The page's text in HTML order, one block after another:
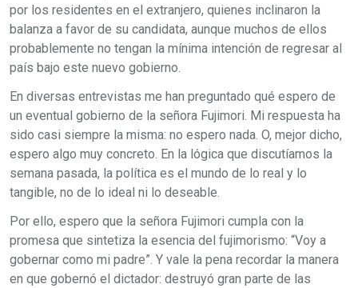
por los residentes en el extranjero, quienes inclinaron la
balanza a favor de su candidata, aunque muchos de ellos
probablemente no tengan la mínima intención de regresar al
país bajo este nuevo gobierno.
En diversas entrevistas me han preguntado qué espero de
un eventual gobierno de la señora Fujimori. Mi respuesta ha
sido casi siempre la misma: no espero nada. O, mejor dicho,
espero algo muy concreto. En la lógica que discutíamos la
semana pasada, la política es el mundo de lo real y lo
tangible, no de lo ideal ni lo deseable.
Por ello, espero que la señora Fujimori cumpla con la
promesa que sintetiza la esencia del fujimorismo: “Voy a
gobernar como mi padre”. Y vale la pena recordar la manera
en que gobernó el dictador: destruyó gran parte de las